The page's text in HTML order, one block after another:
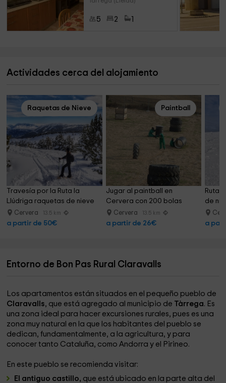
5 2
Actividades cerca del alojamiento
Raquetas de Nieve
Travesía por la Ruta la
Llúdriga raquetas de nieve
Cervera 13.5 km
a partir de 50€
Paintball
Jugar al paintball en
Cervera con 200 bolas
Cervera 13.5 km
a partir de 26€
Ruta
de
a
Entorno de Bon Pas Rural Claravalls
Los apartamentos están situados en el pequeño pueblo de
Claravalls, que está agregado al municipio de Tàrrega. Es
una zona ideal para hacer excursiones rurales, pues es una
zona muy natural en la que los habitantes del pueblo se
dedican, fundamentalmente, a la agricultura, y para
conocer tanto Cataluña, como Andorra y el Pirineo.
En este pueblo se recomienda visitar:
El antiguo castillo, que está ubicado en la parte alta del